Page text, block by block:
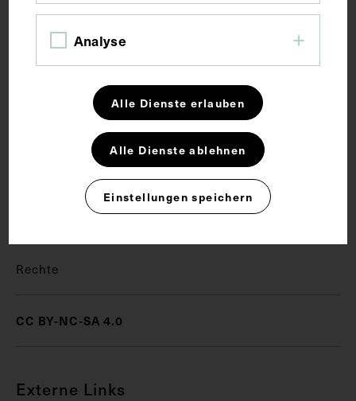
Der Kupferstich wurde von Joseph John Jenkins auf
der Basis eines Gemäldes von Thomas Rennell
herausgegeben.
Schlagwörter
Allgemeinarzt Arzt Epidemiologie
Rechte
CC BY-NC-SA 4.0
Externe Links
Analyse
Alle Dienste erlauben
Alle Dienste ablehnen
Einstellungen speichern